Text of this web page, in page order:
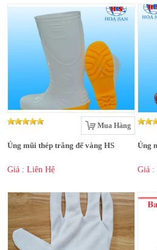
Mua Hàng
Ủng mũi thép trắng đế vàng HS
Giá : Liên Hệ
Ủng
Giá :